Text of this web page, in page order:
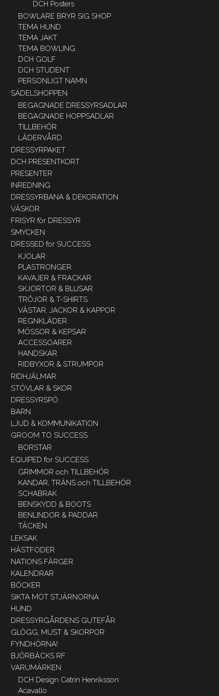
DCH Posters
BOWLARE BRYR SIG SHOP
TEMA HUND
TEMA JAKT
TEMA BOWLING
DCH GOLF
DCH STUDENT
PERSONLIGT NAMN
SADELSHOPPEN
BEGAGNADE DRESSYRSADLAR
BEGAGNADE HOPPSADLAR
TILLBEHÖR
LÄDERVÅRD
DRESSYRPAKET
DCH PRESENTKORT
PRESENTER
INREDNING
DRESSYRBANA & DEKORATION
VÄSKOR
FRISYR för DRESSYR
SMYCKEN
DRESSED for SUCCESS
KJOLAR
PLASTRONGER
KAVAJER & FRACKAR
SKJORTOR & BLUSAR
TRÖJOR & T-SHIRTS
VÄSTAR, JACKOR & KAPPOR
REGNKLÄDER
MÖSSOR & KEPSAR
ACCESSOARER
HANDSKAR
RIDBYXOR & STRUMPOR
RIDHJÄLMAR
STÖVLAR & SKOR
DRESSYRSPÖ
BARN
LJUD & KOMMUNIKATION
GROOM TO SUCCESS
BORSTAR
EQUIPED for SUCCESS
GRIMMOR och TILLBEHÖR
KANDAR, TRÄNS och TILLBEHÖR
SCHABRAK
BENSKYDD & BOOTS
BENLINDOR & PADDAR
TÄCKEN
LEKSAK
HÄSTFODER
NATIONS FÄRGER
KALENDRAR
BÖCKER
SIKTA MOT STJÄRNORNA
HUND
DRESSYRGÅRDENS GUTEFÅR
GLÖGG, MUST & SKORPOR
FYNDHÖRNA!
BJÖRBÄCKS RF
VARUMÄRKEN
DCH Design Catrin Henriksson
Acavallo